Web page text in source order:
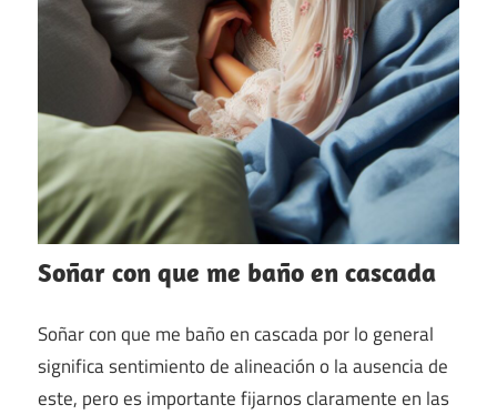
Soñar con que me baño en cascada
Soñar con que me baño en cascada por lo general
significa sentimiento de alineación o la ausencia de
este, pero es importante fijarnos claramente en las